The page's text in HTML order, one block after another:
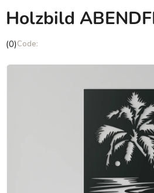
Holzbild
Die
Produktbewertung
(0)